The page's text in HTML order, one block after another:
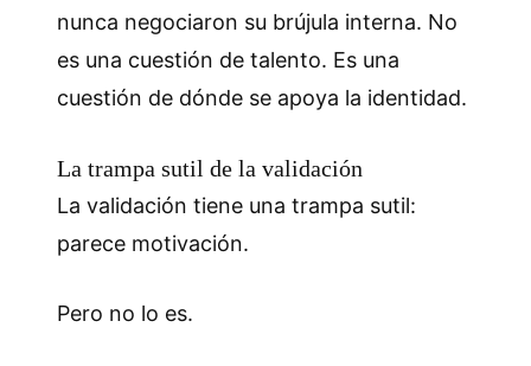
nunca negociaron su brújula interna. No
es una cuestión de talento. Es una
cuestión de dónde se apoya la identidad.
La trampa sutil de la validación
La validación tiene una trampa sutil:
parece motivación.
Pero no lo es.